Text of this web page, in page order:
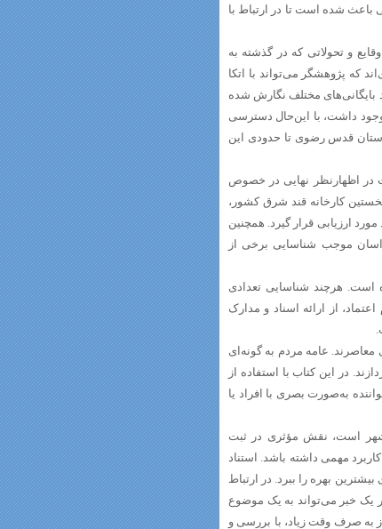
شده است تا در ارتباط با
و تحولاتی که در گذشته به
که پژوهشگر می‌تواند با اتکا
بایگانی‌های مختلف نگارش شده
داشت، با این‌حال دسترسی
آستان قدس رضوی تا حدودی این
در اظهارنظر نهایی در خصوص
نخستین کارخانه قند شرق کشور،
آورد تا شرایط اقتصادی- اجتماعی سال‌های 1315 تا 1330 مشهد مورد ارزیابی قرار گیرد. همچنین
موجب شناسایی برخی از
هرچند شناسایی تعدادی
از ارائه اسناد و مدارک
عامه مردم به گونه‌ای
در این کتاب با استفاده از
به‌صورت بصری با افراد یا
شهر است، نقش مؤثری در ثبت
مهمی داشته باشد. استناد
بهره را ببرد. در ارتباط
یک خبر می‌تواند به یک موضوع
به صرف وقت زیاد، با بررسی و